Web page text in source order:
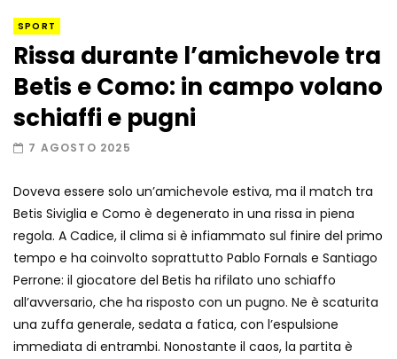
SPORT
Rissa durante l’amichevole tra
Betis e Como: in campo volano
schiaffi e pugni
7 AGOSTO 2025
Doveva essere solo un’amichevole estiva, ma il match tra
Betis Siviglia e Como è degenerato in una rissa in piena
regola. A Cadice, il clima si è infiammato sul finire del primo
tempo e ha coinvolto soprattutto Pablo Fornals e Santiago
Perrone: il giocatore del Betis ha rifilato uno schiaffo
all’avversario, che ha risposto con un pugno. Ne è scaturita
una zuffa generale, sedata a fatica, con l’espulsione
immediata di entrambi. Nonostante il caos, la partita è